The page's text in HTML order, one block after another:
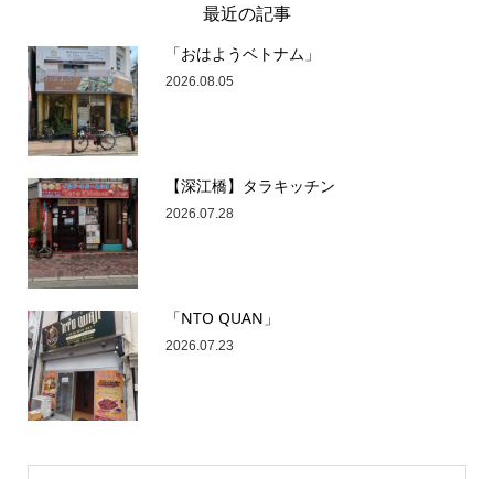
最近の記事
「おはようベトナム」
2026.08.05
【深江橋】タラキッチン
2026.07.28
「NTO QUAN」
2026.07.23